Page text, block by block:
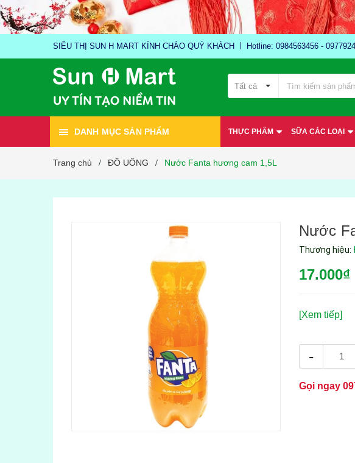
SIÊU THỊ SUN H MART KÍNH CHÀO QUÝ KHÁCH Hotline: 0984563456 -
Tất cả
DANH MỤC SẢN PHẨM THỰC PHẨM SỮA CÁC LOẠI
Trang chủ / ĐỒ UỐNG / Nước Fanta hương cam 1,5L
Nước
Thương hiệu:
17.000₫
[Xem tiếp]
-
Gọi ngay